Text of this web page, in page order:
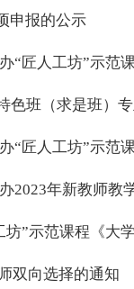
申报的公示
“匠人工坊”示范
色班（求是班）
“匠人工坊”示范
2023年新教师教
”示范课程《大
双向选择的通知